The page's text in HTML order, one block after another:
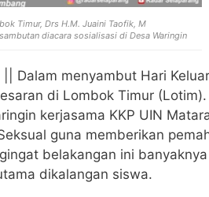
Timur, Drs H.M. Juaini Taofik, M
diacara sosialisasi di Desa Waringin
|| Dalam menyambut Hari
di Lombok Timur
kerjasama KKP UIN
guna memberikan
belakangan ini
dikalangan siswa.